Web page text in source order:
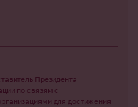
Президента
по связям с
для достижения